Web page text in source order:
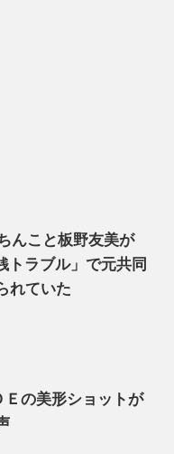
んこと板野友美が
トラブル」で元共同
れていた
の美形ショットが